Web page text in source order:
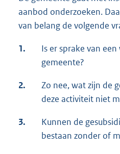
aanbod onderzoeken.
van belang de volgende
1.
Is er sprake van
gemeente?
2.
Zo nee, wat zijn de
deze activiteit niet
3.
Kunnen de
bestaan zonder of